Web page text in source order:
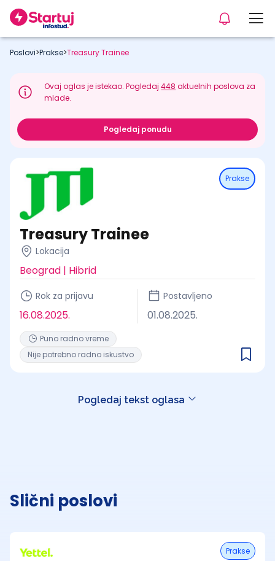
Poslovi>Prakse>Treasury Trainee
Ovaj oglas je istekao. Pogledaj448 aktuelnih poslova za
mlade.
Pogledaj ponudu
Prakse
Treasury Trainee
Lokacija
Beograd | Hibrid
Rok za prijavu
16.08.2025.
Postavljeno
01.08.2025.
Puno radno vreme
Nije potrebno radno iskustvo
Pogledaj tekst oglasa
Slični poslovi
Prakse